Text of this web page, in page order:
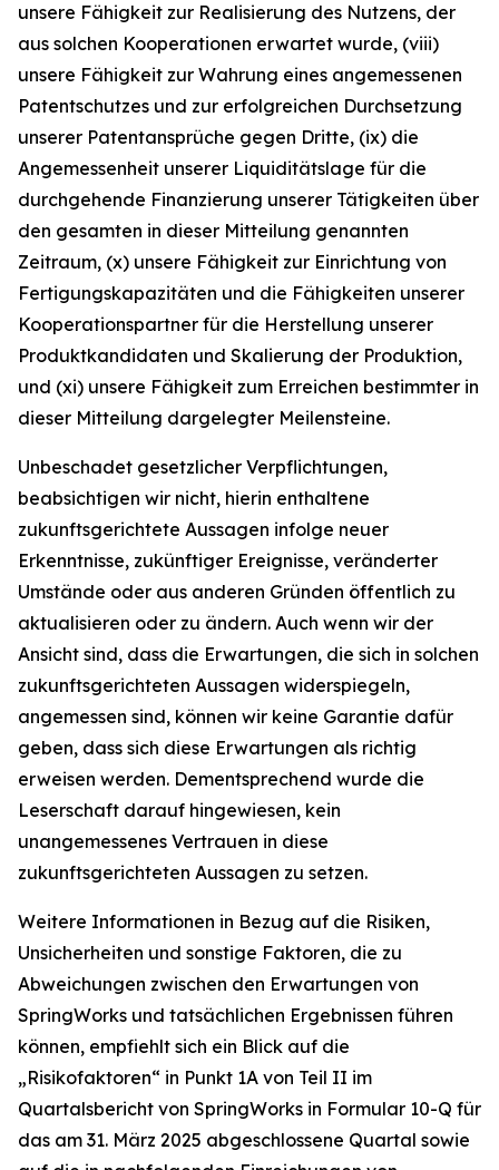
unsere Fähigkeit zur Realisierung des Nutzens, der
aus solchen Kooperationen erwartet wurde, (viii)
unsere Fähigkeit zur Wahrung eines angemessenen
Patentschutzes und zur erfolgreichen Durchsetzung
unserer Patentansprüche gegen Dritte, (ix) die
Angemessenheit unserer Liquiditätslage für die
durchgehende Finanzierung unserer Tätigkeiten über
den gesamten in dieser Mitteilung genannten
Zeitraum, (x) unsere Fähigkeit zur Einrichtung von
Fertigungskapazitäten und die Fähigkeiten unserer
Kooperationspartner für die Herstellung unserer
Produktkandidaten und Skalierung der Produktion,
und (xi) unsere Fähigkeit zum Erreichen bestimmter in
dieser Mitteilung dargelegter Meilensteine.
Unbeschadet gesetzlicher Verpflichtungen,
beabsichtigen wir nicht, hierin enthaltene
zukunftsgerichtete Aussagen infolge neuer
Erkenntnisse, zukünftiger Ereignisse, veränderter
Umstände oder aus anderen Gründen öffentlich zu
aktualisieren oder zu ändern. Auch wenn wir der
Ansicht sind, dass die Erwartungen, die sich in solchen
zukunftsgerichteten Aussagen widerspiegeln,
angemessen sind, können wir keine Garantie dafür
geben, dass sich diese Erwartungen als richtig
erweisen werden. Dementsprechend wurde die
Leserschaft darauf hingewiesen, kein
unangemessenes Vertrauen in diese
zukunftsgerichteten Aussagen zu setzen.
Weitere Informationen in Bezug auf die Risiken,
Unsicherheiten und sonstige Faktoren, die zu
Abweichungen zwischen den Erwartungen von
SpringWorks und tatsächlichen Ergebnissen führen
können, empfiehlt sich ein Blick auf die
„Risikofaktoren“ in Punkt 1A von Teil II im
Quartalsbericht von SpringWorks in Formular 10-Q für
das am 31. März 2025 abgeschlossene Quartal sowie